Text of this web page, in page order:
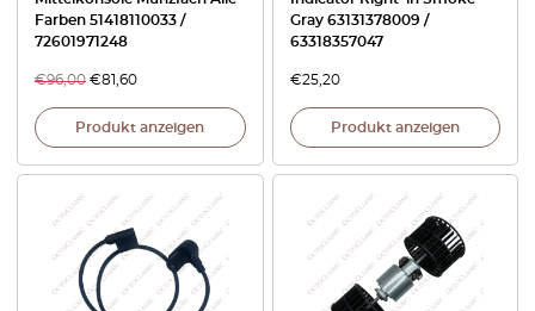
Farben 51418110033 /
72601971248
€96,00 €81,60
Produkt anzeigen
Gray 63131378009 /
63318357047
€25,20
Produkt anzeigen